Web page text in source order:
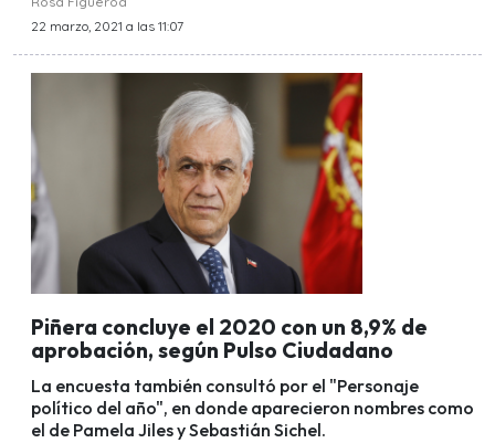
22 marzo, 2021 a las 11:07
Piñera concluye el 2020 con un 8,9% de
aprobación, según Pulso Ciudadano
La encuesta también consultó por el "Personaje
político del año", en donde aparecieron nombres como
el de Pamela Jiles y Sebastián Sichel.